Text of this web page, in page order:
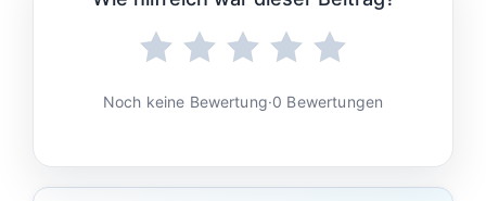
Noch keine Bewertung·0 Bewertungen